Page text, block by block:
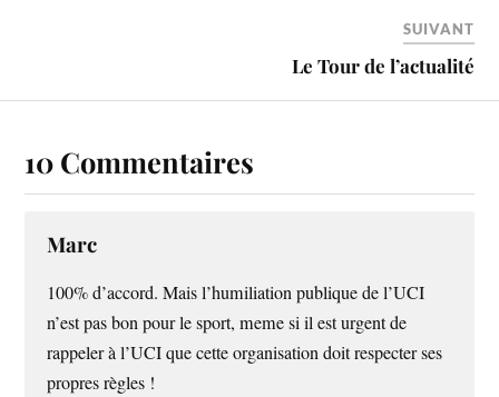
SUIVANT
Le Tour de l’actualité
10 Commentaires
Marc
100% d’accord. Mais l’humiliation publique de l’UCI
n’est pas bon pour le sport, meme si il est urgent de
rappeler à l’UCI que cette organisation doit respecter ses
propres règles !